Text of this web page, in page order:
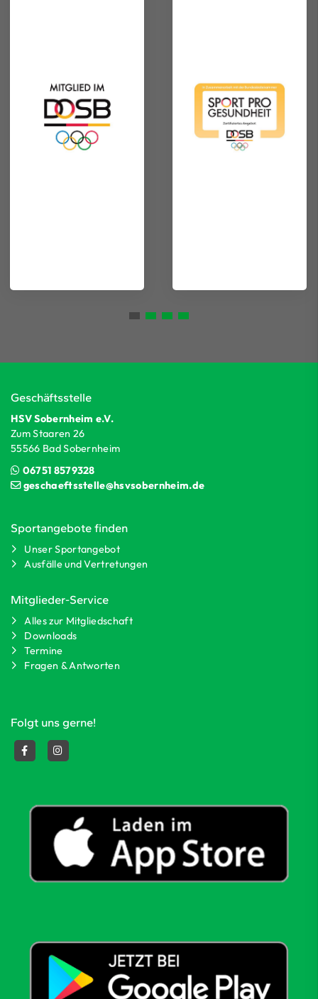
Geschäftsstelle
HSV Sobernheim e.V.
Zum Staaren 26
55566 Bad Sobernheim
06751 8579328
geschaeftsstelle@hsvsobernheim.de
Sportangebote finden
Unser Sportangebot
Ausfälle und Vertretungen
Mitglieder-Service
Alles zur Mitgliedschaft
Downloads
Termine
Fragen & Antworten
Folgt uns gerne!